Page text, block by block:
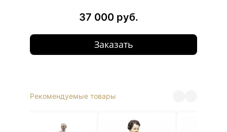
37 000 руб.
Заказать
Рекомендуемые товары